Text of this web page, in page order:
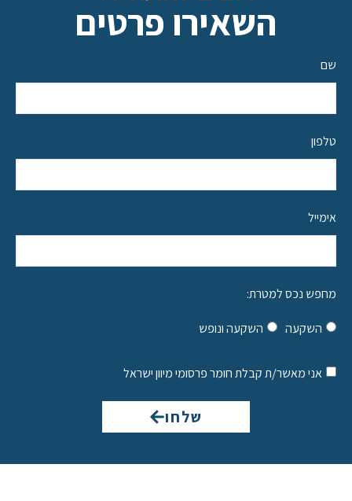
השאירו פרטים
שם
טלפון
אימייל
מחפש נכס למטרת:
השקעה השקעה ונופש
אני מאשר/ת קבלת חומר פרסומי מיוון ישראל
שלחו